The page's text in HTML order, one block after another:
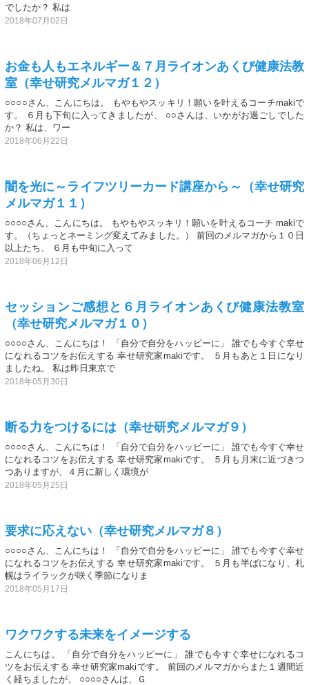
でしたか？ 私は
2018年07月02日
お金も人もエネルギー＆７月ライオンあくび健康法教
室（幸せ研究メルマガ１２）
○○○○さん、こんにちは。 もやもやスッキリ！願いを叶えるコーチmakiで
す。 ６月も下旬に入ってきましたが、 ○○さんは、いかがお過ごしでした
か？ 私は、ワー
2018年06月22日
闇を光に～ライフツリーカード講座から～（幸せ研究
メルマガ１１）
○○○○さん、こんにちは。 もやもやスッキリ！願いを叶えるコーチ makiで
す。（ちょっとネーミング変えてみました。） 前回のメルマガから１０日
以上たち、 ６月も中旬に入って
2018年06月12日
セッションご感想と６月ライオンあくび健康法教室
（幸せ研究メルマガ１０）
○○○○さん、こんにちは！ 「自分で自分をハッピーに」 誰でも今すぐ幸せ
になれるコツをお伝えする 幸せ研究家makiです。 ５月もあと１日になり
ましたね。 私は昨日東京で
2018年05月30日
断る力をつけるには（幸せ研究メルマガ９）
○○○○さん、こんにちは！ 「自分で自分をハッピーに」 誰でも今すぐ幸せ
になれるコツをお伝えする 幸せ研究家makiです。 ５月も月末に近づきつ
つありますが、４月に新しく環境が
2018年05月25日
要求に応えない（幸せ研究メルマガ８）
○○○○さん、こんにちは！ 「自分で自分をハッピーに」 誰でも今すぐ幸せ
になれるコツをお伝えする 幸せ研究家makiです。 ５月も半ばになり、札
幌はライラックが咲く季節になりま
2018年05月17日
ワクワクする未来をイメージする
こんにちは。 「自分で自分をハッピーに」 誰でも今すぐ幸せになれるコ
ツをお伝えする 幸せ研究家makiです。 前回のメルマガからまた１週間近
く経ちましたが、 ○○○○さんは、Ｇ